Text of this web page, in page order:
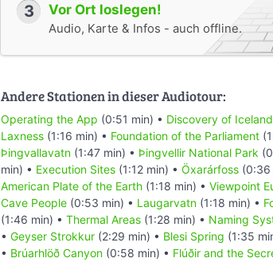
3 Vor Ort loslegen!
Audio, Karte & Infos - auch offline.
Andere Stationen in dieser Audiotour:
Operating the App (0:51 min) • Discovery of Iceland
Laxness (1:16 min) • Foundation of the Parliament
Þingvallavatn (1:47 min) • Þingvellir National Park
min) • Execution Sites (1:12 min) • Öxarárfoss (0:36
American Plate of the Earth (1:18 min) • Viewpoint
Cave People (0:53 min) • Laugarvatn (1:18 min) •
(1:46 min) • Thermal Areas (1:28 min) • Naming
• Geyser Strokkur (2:29 min) • Blesi Spring (1:35
• Brúarhlöð Canyon (0:58 min) • Flúðir and the